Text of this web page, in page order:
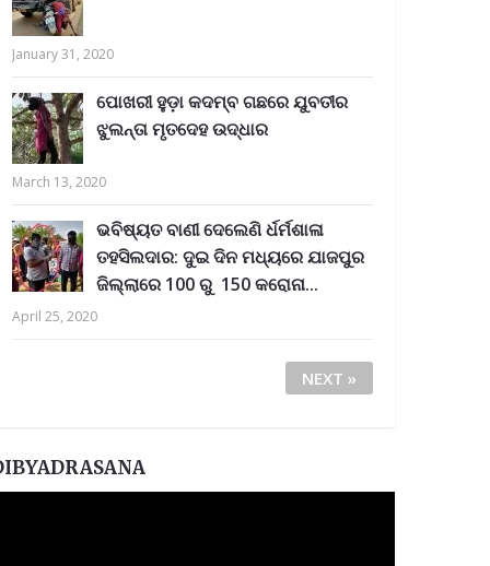
January 31, 2020
ପୋଖରୀ ହୁଡ଼ା କଦମ୍ବ ଗଛରେ ଯୁବତୀର
ଝୁଲନ୍ତା ମୃତଦେହ ଉଦ୍ଧାର
March 13, 2020
ଭବିଷ୍ୟତ ବାଣୀ ଦେଲେଣି ର୍ଧର୍ମଶାଳା
ତହସିଲଦାର: ଦୁଇ ଦିନ ମଧ୍ୟରେ ଯାଜପୁର
ଜିଲ୍ଲାରେ 100 ରୁ 150 କରୋନା...
April 25, 2020
NEXT »